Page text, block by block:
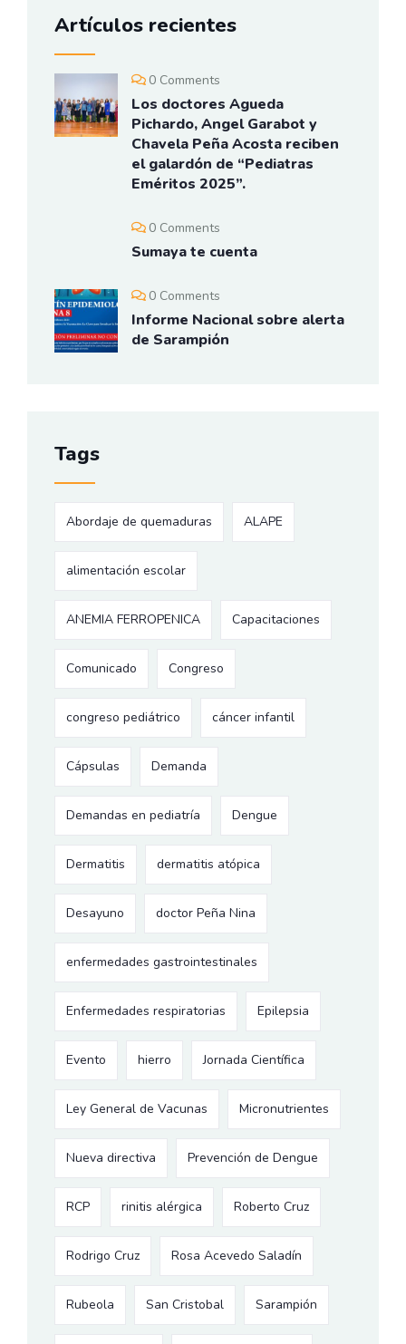
Artículos recientes
0 Comments
Los doctores Agueda
Pichardo, Angel Garabot y
Chavela Peña Acosta reciben
el galardón de “Pediatras
Eméritos 2025”.
0 Comments
Sumaya te cuenta
0 Comments
Informe Nacional sobre alerta
de Sarampión
Tags
Abordaje de quemaduras ALAPE
alimentación escolar
ANEMIA FERROPENICA Capacitaciones
Comunicado Congreso
congreso pediátrico cáncer infantil
Cápsulas Demanda
Demandas en pediatría Dengue
Dermatitis dermatitis atópica
Desayuno doctor Peña Nina
enfermedades gastrointestinales
Enfermedades respiratorias Epilepsia
Evento hierro Jornada Científica
Ley General de Vacunas Micronutrientes
Nueva directiva Prevención de Dengue
RCP rinitis alérgica Roberto Cruz
Rodrigo Cruz Rosa Acevedo Saladín
Rubeola San Cristobal Sarampión